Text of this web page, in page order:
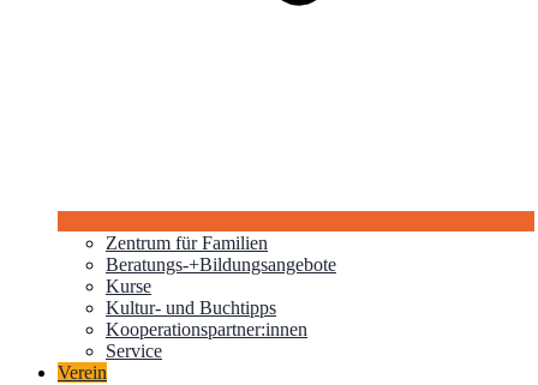
Zentrum für Familien
Beratungs-+Bildungsangebote
Kurse
Kultur- und Buchtipps
Kooperationspartner:innen
Service
Verein